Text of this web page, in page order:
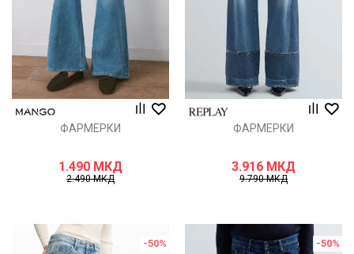
ФАРМЕРКИ
1.490 МКД
2.490МКД
ФАРМЕРКИ
3.916 МКД
9.790МКД
-50% -50%